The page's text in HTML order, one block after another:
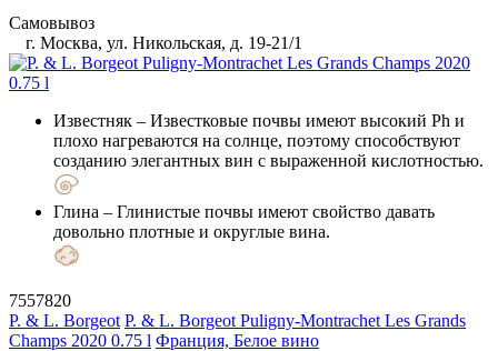
Самовывоз
г. Москва, ул. Никольская, д. 19-21/1
Известняк – Известковые почвы имеют высокий Ph и
плохо нагреваются на солнце, поэтому способствуют
созданию элегантных вин с выраженной кислотностью.
Глина – Глинистые почвы имеют свойство давать
довольно плотные и округлые вина.
7557820
P. & L. Borgeot P. & L. Borgeot Puligny-Montrachet Les Grands
Champs 2020 0.75 l Франция, Белое вино